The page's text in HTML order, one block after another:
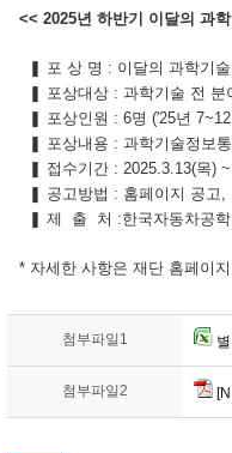
<< 2025년 하반기 이달의 과
❚ 포 상 명 : 이달의 과학기
❚ 포상대상 : 과학기술 전 분
❚ 포상인원 : 6명 ('25년
❚ 포상내용 : 과학기술정보
❚ 접수기간 : 2025.3.13(목)
❚ 공고방법 : 홈페이지 공고,
❚ 제 출 처 :한국자동차공학
* 자세한 사항은 재단 홈페이
첨부파일1
첨부파일2